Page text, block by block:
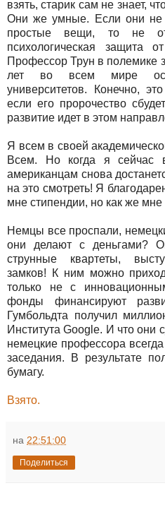
взять, старик сам не знает,
Они же умные. Если они не
простые вещи, то не
психологическая защита
Профессор Трун в полемике
лет во всем мире
университетов. Конечно,
если его пророчество
развитие идет в этом
Я всем в своей
Всем. Но когда я сейчас
американцам снова
на это смотреть! Я
мне стипендии, но как же мне
Немцы все проспали,
они делают с деньгами?
струнные квартеты,
замков! К ним можно
только не с
фонды финансируют
Гумбольдта получил
Института Google. И что они
немецкие профессора
заседания. В результате
бумагу.
Взято.
на 22:51:00
Поделиться